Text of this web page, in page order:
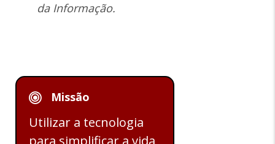
da Informação.
Missão
Utilizar a tecnologia
para simplificar a vida